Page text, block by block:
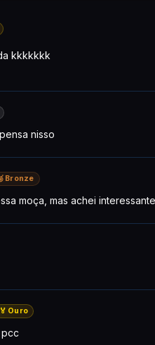
kkkkkkk
nisso
Bronze
moça, mas achei
🏅 Ouro